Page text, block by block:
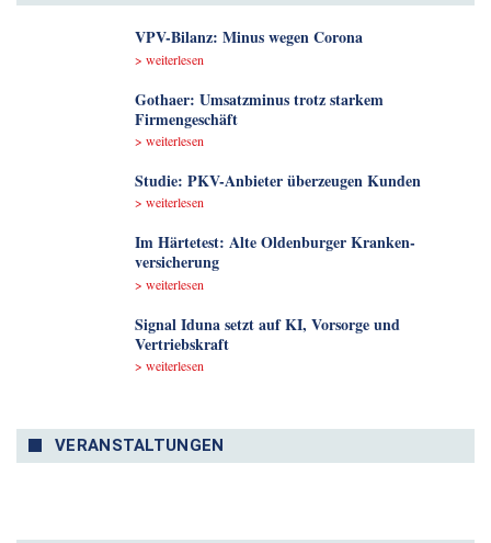
VPV-Bilanz: Minus wegen Corona
> weiterlesen
Gothaer: Umsatzminus trotz starkem
Firmengeschäft
> weiterlesen
Studie: PKV-Anbieter überzeugen Kunden
> weiterlesen
Im Härtetest: Alte Oldenburger Kranken­
versicherung
> weiterlesen
Signal Iduna setzt auf KI, Vorsorge und
Vertriebskraft
> weiterlesen
VERANSTALTUNGEN